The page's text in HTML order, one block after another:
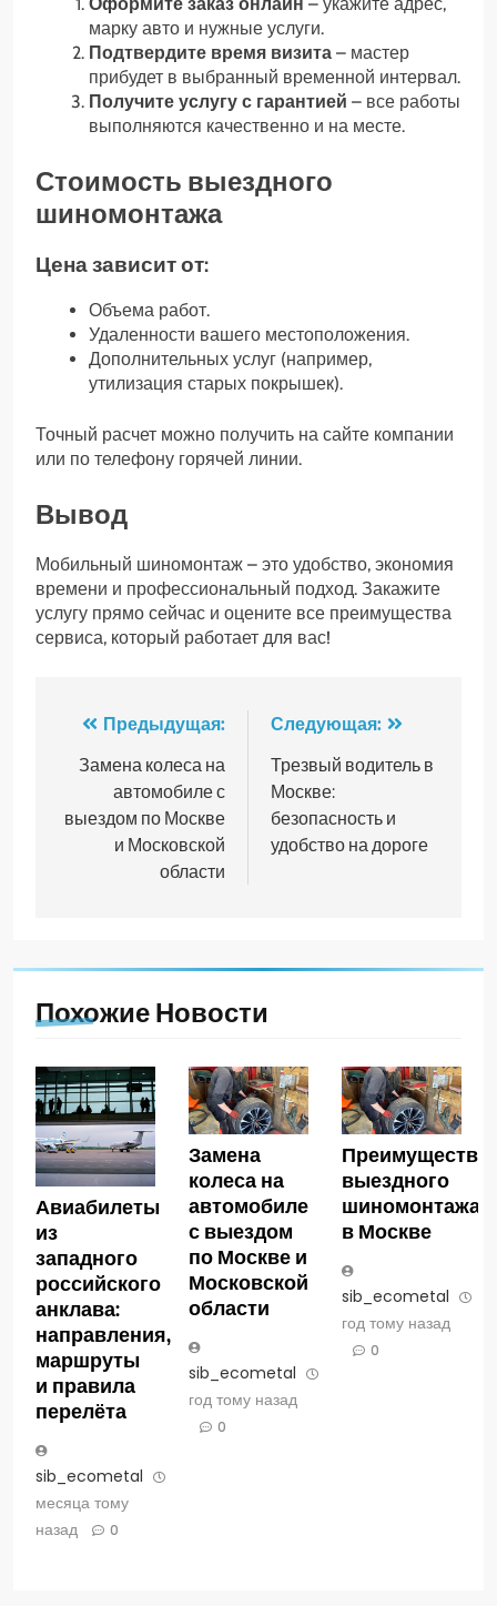
Оформите заказ онлайн – укажите адрес,
марку авто и нужные услуги.
Подтвердите время визита – мастер
прибудет в выбранный временной интервал.
Получите услугу с гарантией – все работы
выполняются качественно и на месте.
Стоимость выездного
шиномонтажа
Цена зависит от:
Объема работ.
Удаленности вашего местоположения.
Дополнительных услуг (например,
утилизация старых покрышек).
Точный расчет можно получить на сайте компании
или по телефону горячей линии.
Вывод
Мобильный шиномонтаж – это удобство, экономия
времени и профессиональный подход. Закажите
услугу прямо сейчас и оцените все преимущества
сервиса, который работает для вас!
Навигация
по
записям
Предыдущая:
Замена колеса на
автомобиле с
выездом по Москве
и Московской
области
Следующая:
Трезвый водитель в
Москве:
безопасность и
удобство на дороге
Похожие Новости
Авиабилеты
из
западного
российского
анклава:
направления,
маршруты
и правила
перелёта
sib_ecometal
месяца тому
назад
0
Замена
колеса на
автомобиле
с выездом
по Москве и
Московской
области
sib_ecometal
год тому назад
0
Преимущества
выездного
шиномонтажа
в Москве
sib_ecometal
год тому назад
0